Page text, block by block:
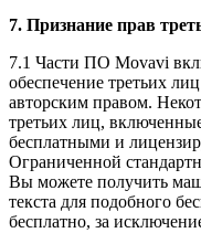
7. Признание прав
7.1 Части ПО Movavi
обеспечение третьих
авторским правом.
третьих лиц,
бесплатными и
Ограниченной
Вы можете получить
текста для подобного
бесплатно, за